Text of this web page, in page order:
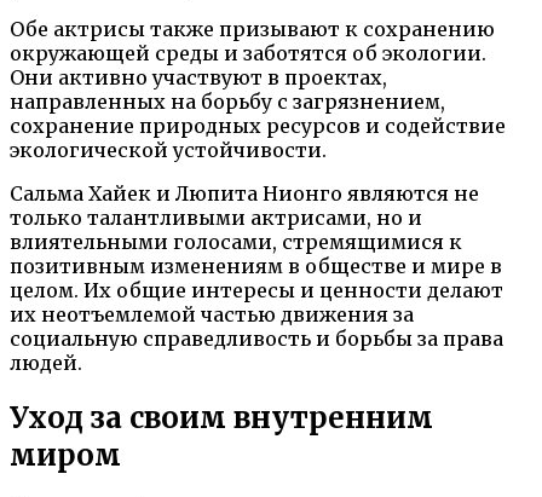
Обе актрисы также призывают к сохранению
окружающей среды и заботятся об экологии.
Они активно участвуют в проектах,
направленных на борьбу с загрязнением,
сохранение природных ресурсов и содействие
экологической устойчивости.
Сальма Хайек и Люпита Нионго являются не
только талантливыми актрисами, но и
влиятельными голосами, стремящимися к
позитивным изменениям в обществе и мире в
целом. Их общие интересы и ценности делают
их неотъемлемой частью движения за
социальную справедливость и борьбы за права
людей.
Уход за своим внутренним
миром